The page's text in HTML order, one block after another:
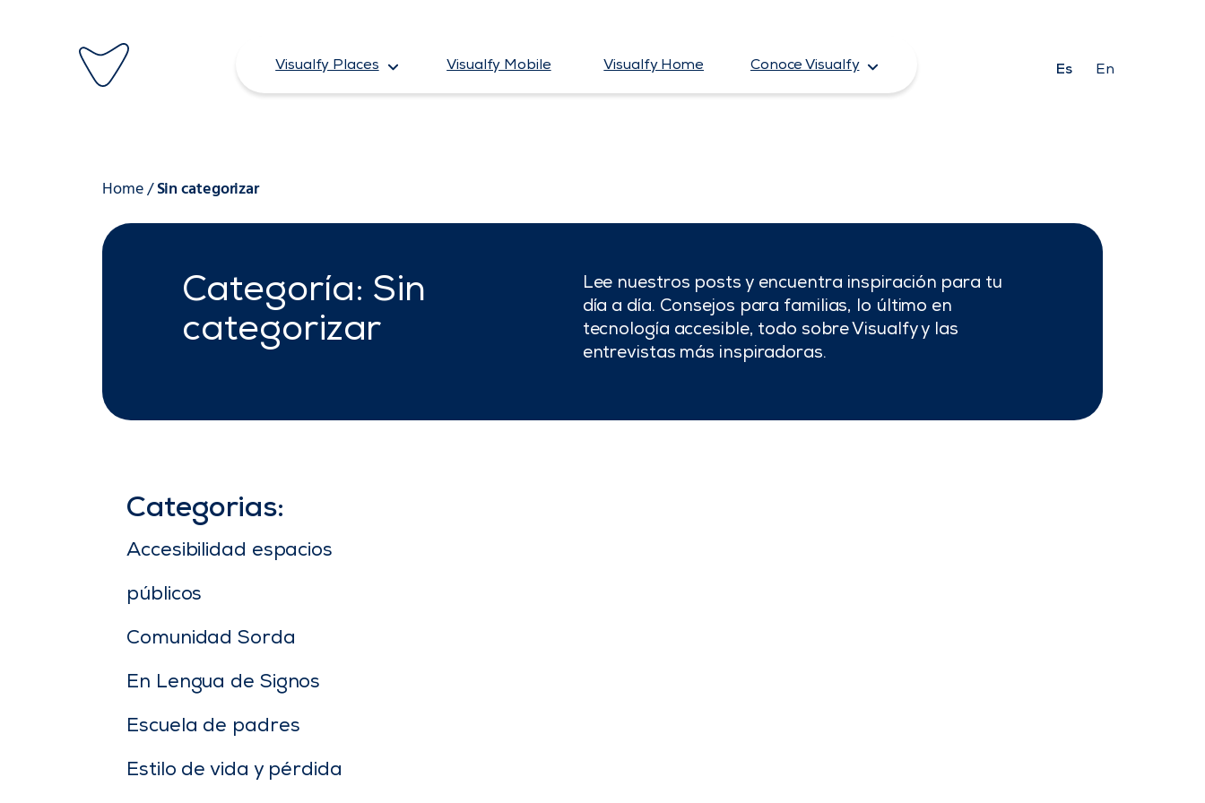
contenido
Visualfy Places Visualfy Mobile Visualfy Home Conoce Visualfy Es En
Home/Sin categorizar
Categoría: Sin
categorizar
Lee nuestros posts y encuentra inspiración para tu
día a día. Consejos para familias, lo último en
tecnología accesible, todo sobre Visualfy y las
entrevistas más inspiradoras.
Categorias:
Accesibilidad espacios
públicos
Comunidad Sorda
En Lengua de Signos
Escuela de padres
Estilo de vida y pérdida